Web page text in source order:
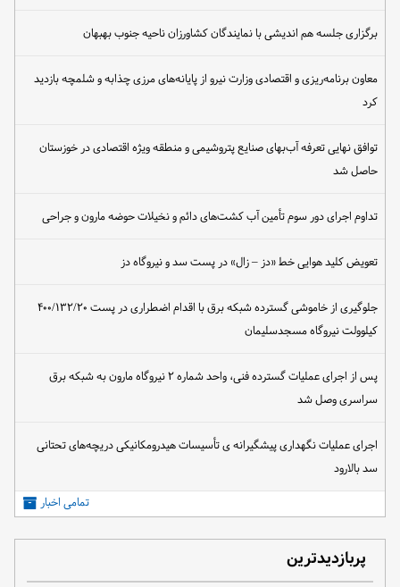
برگزاری جلسه هم اندیشی با نمایندگان کشاورزان ناحیه جنوب بهبهان
معاون برنامه‌ریزی و اقتصادی وزارت نیرو از پایانه‌های مرزی چذابه و شلمچه بازدید
کرد
توافق نهایی تعرفه آب‌بهای صنایع پتروشیمی و منطقه ویژه اقتصادی در خوزستان
حاصل شد
تداوم اجرای دور سوم تأمین آب کشت‌های دائم و نخیلات حوضه مارون و جراحی
تعویض کلید هوایی خط «دز – زال» در پست سد و نیروگاه دز
جلوگیری از خاموشی گسترده شبکه برق با اقدام اضطراری در پست ۴۰۰/۱۳۲/۲۰
کیلوولت نیروگاه مسجدسلیمان
پس از اجرای عملیات گسترده فنی، واحد شماره ۲ نیروگاه مارون به شبکه برق
سراسری وصل شد
اجرای عملیات نگهداری پیشگیرانه ی تأسیسات هیدرومکانیکی دریچه‌های تحتانی
سد بالارود
تمامی اخبار
پربازدیدترین